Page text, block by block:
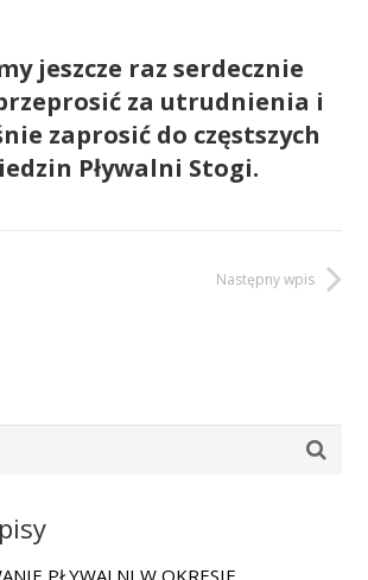
jeszcze raz serdecznie
za utrudnienia i
zaprosić do częstszych
Pływalni Stogi.
Następny wpis